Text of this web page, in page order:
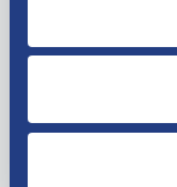
Kód: 91630
Stav dielu: